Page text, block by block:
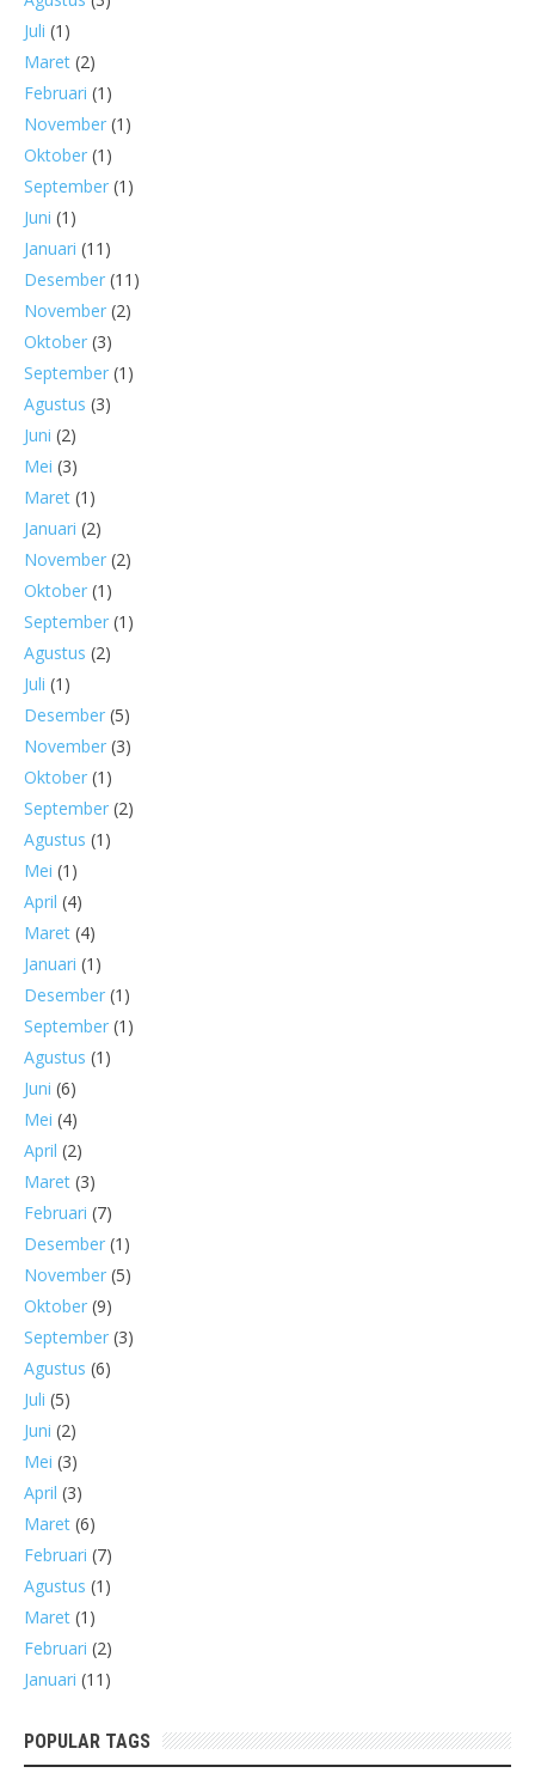
Juli (1)
Maret (2)
Februari (1)
November (1)
Oktober (1)
September (1)
Juni (1)
Januari (11)
Desember (11)
November (2)
Oktober (3)
September (1)
Agustus (3)
Juni (2)
Mei (3)
Maret (1)
Januari (2)
November (2)
Oktober (1)
September (1)
Agustus (2)
Juli (1)
Desember (5)
November (3)
Oktober (1)
September (2)
Agustus (1)
Mei (1)
April (4)
Maret (4)
Januari (1)
Desember (1)
September (1)
Agustus (1)
Juni (6)
Mei (4)
April (2)
Maret (3)
Februari (7)
Desember (1)
November (5)
Oktober (9)
September (3)
Agustus (6)
Juli (5)
Juni (2)
Mei (3)
April (3)
Maret (6)
Februari (7)
Agustus (1)
Maret (1)
Februari (2)
Januari (11)
POPULAR TAGS